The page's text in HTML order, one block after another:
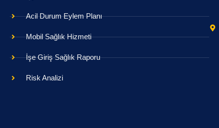
Acil Durum Eylem Planı
Mobil Sağlık Hizmeti
İşe Giriş Sağlık Raporu
Risk Analizi